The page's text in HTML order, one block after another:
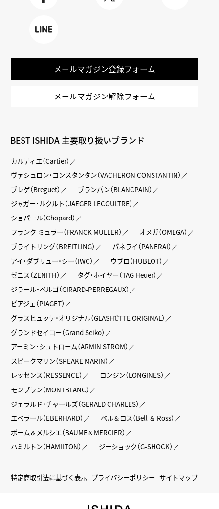
メールマガジン登録フォーム
メールマガジン解除フォーム
BEST ISHIDA 主要取り扱いブランド
カルティエ（Cartier）
ヴァシュロン・コンスタンタン（VACHERON CONSTANTIN）
ブレゲ（Breguet）
ブランパン（BLANCPAIN）
ジャガー・ルクルト（JAEGER LECOULTRE）
ショパール（Chopard）
フランク ミュラー（FRANCK MULLER）
オメガ（OMEGA）
ブライトリング（BREITLING）
パネライ（PANERAI）
アイ・ダブリュー・シー（IWC）
ウブロ（HUBLOT）
ゼニス（ZENITH）
タグ・ホイヤー（TAG Heuer）
ジラール・ペルゴ（GIRARD-PERREGAUX）
ピアジェ（PIAGET）
グラスヒュッテ・オリジナル（GLASHÜTTE ORIGINAL）
グランドセイコー（Grand Seiko）
アーミン・シュトローム（ARMIN STROM）
スピークマリン（SPEAKE MARIN）
レッセンス（RESSENCE）
ロンジン（LONGINES）
モンブラン（MONTBLANC）
ジェラルド・チャールズ（GERALD CHARLES）
エベラール（EBERHARD）
ベル＆ロス（Bell ＆ Ross）
ボーム＆メルシエ（BAUME＆MERCIER）
ハミルトン（HAMILTON）
ジーショック（G-SHOCK）
特定商取引法に基づく表示 プライバシーポリシー サイトマップ